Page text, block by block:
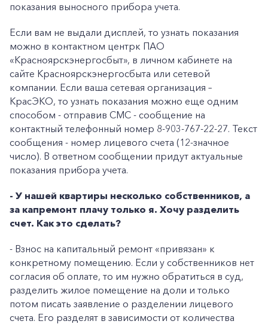
показания выносного прибора учета.
Если вам не выдали дисплей, то узнать показания
можно в контактном центрк ПАО
«Красноярскэнергосбыт», в личном кабинете на
сайте Красноярскэнергосбыта или сетевой
компании. Если ваша сетевая организация –
КрасЭКО, то узнать показания можно еще одним
способом - отправив СМС - сообщение на
контактный телефонный номер 8-903-767-22-27. Текст
сообщения - номер лицевого счета (12-значное
число). В ответном сообщении придут актуальные
показания прибора учета.
- У нашей квартиры несколько собственников, а
за капремонт плачу только я. Хочу разделить
счет. Как это сделать?
- Взнос на капитальный ремонт «привязан» к
конкретному помещению. Если у собственников нет
согласия об оплате, то им нужно обратиться в суд,
разделить жилое помещение на доли и только
потом писать заявление о разделении лицевого
счета. Его разделят в зависимости от количества